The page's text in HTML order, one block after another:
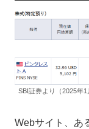
SBI証券より（2025年1
Webサイト、あ